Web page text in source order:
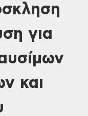
για
και